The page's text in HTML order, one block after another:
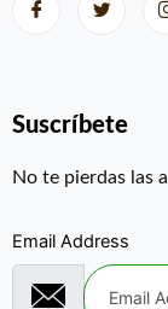
Suscríbete
No te pierdas las
Email Address